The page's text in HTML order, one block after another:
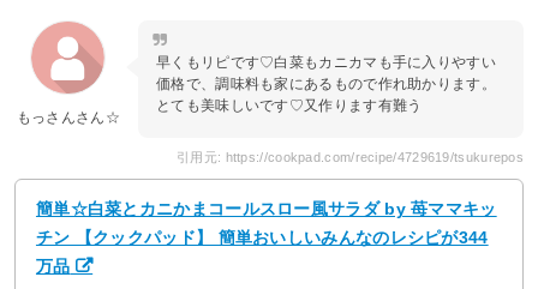
もっさんさん☆
早くもリピです♡白菜もカニカマも手に入りやすい
価格で、調味料も家にあるもので作れ助かります。
とても美味しいです♡又作ります有難う
引用元: https://cookpad.com/recipe/4729619/tsukurepos
簡単☆白菜とカニかまコールスロー風サラダ by 苺ママキッ
チン 【クックパッド】 簡単おいしいみんなのレシピが344
万品